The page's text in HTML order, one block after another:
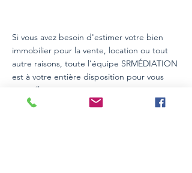
Si vous avez besoin d'estimer votre bien
immobilier pour la vente, location ou tout
autre raisons, toute l’équipe SRMÉDIATION
est à votre entière disposition pour vous
conseiller.
Détails